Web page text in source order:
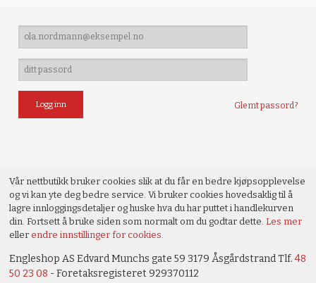
Glemt passord?
Vår nettbutikk bruker cookies slik at du får en bedre kjøpsopplevelse
og vi kan yte deg bedre service. Vi bruker cookies hovedsaklig til å
lagre innloggingsdetaljer og huske hva du har puttet i handlekurven
din. Fortsett å bruke siden som normalt om du godtar dette.Les mer
ellerendre innstillinger for cookies.
Engleshop AS Edvard Munchs gate 59 3179 Åsgårdstrand Tlf.48
50 23 08 - Foretaksregisteret 929370112